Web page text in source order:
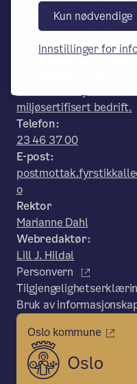
Kun nødvendige
Innstillinger for
Besøks- og
Fyrstikkalleen 21, 0661
Postadresse:
Oslo kommune,
miljøsertifisert bedrift.
Telefon:
23 46 37 00
E-post:
o
Rektor
Marianne Dahl
Webredaktør:
Lill J. Hildal
Personvern
Bruk av
Oslo kommune